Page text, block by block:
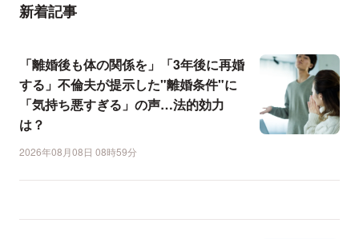
新着記事
「離婚後も体の関係を」「3年後に再婚
する」不倫夫が提示した"離婚条件"に
「気持ち悪すぎる」の声…法的効力
は？
2026年08月08日 08時59分